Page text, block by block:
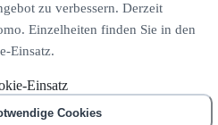
zu verbessern. Derzeit
Einzelheiten finden Sie in den
Einsatz.
Einsatz
Cookies